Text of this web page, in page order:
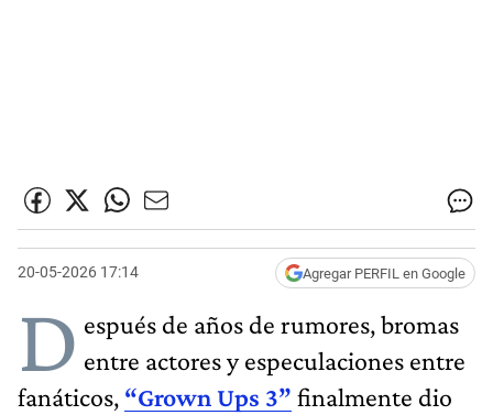
20-05-2026 17:14 Agregar PERFIL en Google
D espués de años de rumores, bromas
entre actores y especulaciones entre
fanáticos, “Grown Ups 3” finalmente dio